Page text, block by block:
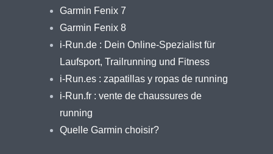
Garmin Fenix 7
Garmin Fenix 8
i-Run.de : Dein Online-Spezialist für
Laufsport, Trailrunning und Fitness
i-Run.es : zapatillas y ropas de running
i-Run.fr : vente de chaussures de
running
Quelle Garmin choisir?